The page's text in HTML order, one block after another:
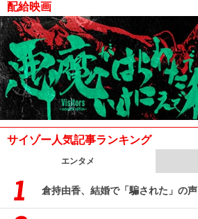
配給映画
サイゾー人気記事ランキング
エンタメ
倉持由香、結婚で「騙された」の声